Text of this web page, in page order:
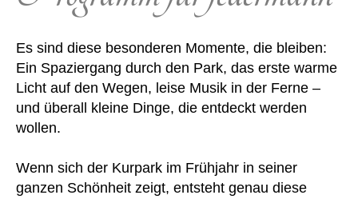
Es sind diese besonderen Momente, die bleiben:
Ein Spaziergang durch den Park, das erste warme
Licht auf den Wegen, leise Musik in der Ferne –
und überall kleine Dinge, die entdeckt werden
wollen.
Wenn sich der Kurpark im Frühjahr in seiner
ganzen Schönheit zeigt, entsteht genau diese